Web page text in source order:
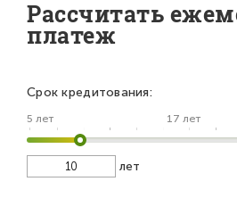
Рассчитать
платеж
Срок кредитования:
5 лет 17 лет
лет